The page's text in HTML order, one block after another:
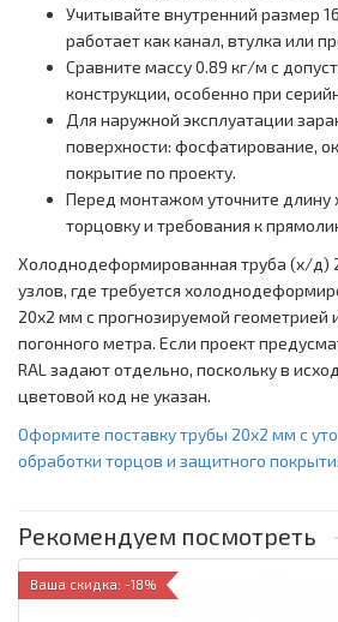
Учитывайте внутренний размер
работает как канал, втулка или
Сравните массу 0.89 кг/м с
конструкции, особенно при
Для наружной эксплуатации
поверхности: фосфатирование,
покрытие по проекту.
Перед монтажом уточните длину
торцовку и требования к
Холоднодеформированная труба (х/д)
узлов, где требуется
20x2 мм с прогнозируемой геометрией
погонного метра. Если проект
RAL задают отдельно, поскольку в
цветовой код не указан.
Оформите поставку трубы 20x2 мм с
обработки торцов и защитного
Рекомендуем посмотреть
Ваша скидка: -18%